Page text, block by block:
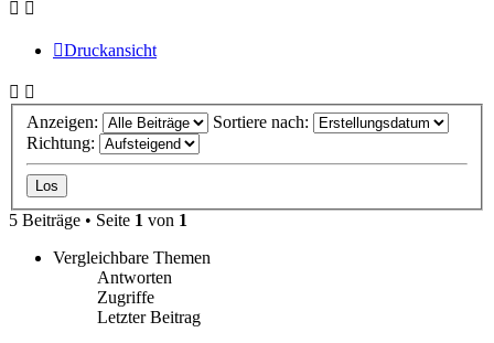
Druckansicht
Anzeigen:
Sortiere nach:
Richtung:
5 Beiträge • Seite 1 von 1
Vergleichbare Themen
Antworten
Zugriffe
Letzter Beitrag